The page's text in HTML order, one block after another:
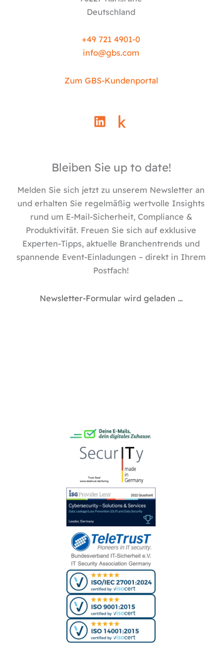
Deutschland
+49 721 4901-0
info@gbs.com
Zum GBS-Kundenportal
L
i
e
i
n
Bleiben Sie up to date!
Melden Sie sich jetzt zu unserem Newsletter an
und erhalten Sie regelmäßig wertvolle Insights
rund um E-Mail-Sicherheit, Compliance &
Produktivität. Freuen Sie sich auf exklusive
Experten-Tipps, aktuelle Branchentrends und
spannende Event-Einladungen – direkt in Ihrem
Postfach!
Newsletter-Formular wird geladen …